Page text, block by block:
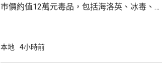
巿價約值12萬元毒品，包括海洛英、冰毒、含
營毒窟及販運危險藥物，另外13男1女，年齡
本地 4小時前